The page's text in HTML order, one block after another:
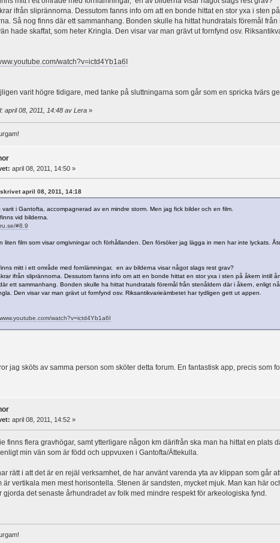
ifrån sliprännorna. Dessutom fanns info om att en bonde hittat en stor yxa i sten
Så nog finns där ett sammanhang. Bonden skulle ha hittat hundratals föremål
hade skaffat, som heter Kringla. Den visar var man grävt ut fornfynd osv.
watch?v=ictd4Yb1a6I
varit högre tidigare, med tanke på sluttningarna som går som en spricka tvärs
april 08, 2011, 14:48 av Lera»
april 08, 2011, 14:50 »
april 08, 2011, 14:18
varit i Gantofta, accompagnerad av en mindre storm. Men jag fick bilder och en film.
vid bilderna.
#8.9
liten film som visar omgivningar och förhållanden. Den försöker jag lägga in men har inte lyckats.
mitt i ett område med fornlämningar, en av bilderna visar något slags rest grav?
ifrån sliprännorna. Dessutom fanns info om att en bonde hittat en stor yxa i sten på åkern intill
ett sammanhang. Bonden skulle ha hittat hundratals föremål från stenåldern där i åkern, enligt
Den visar var man grävt ut fornfynd osv. Riksantikvarieämbetet har tydligen gett ut appen.
watch?v=ictd4Yb1a6I
jag sköts av samma person som sköter detta forum. En fantastisk app, precis som
april 08, 2011, 14:52 »
finns flera gravhögar, samt ytterligare någon km därifrån ska man ha hittat en plats
min vän som är född och uppvuxen i Gantofta/Ättekulla.
rätt i att det är en rejäl verksamhet, de har använt varenda yta av klippan som går
är vertikala men mest horisontella. Stenen är sandsten, mycket mjuk. Man kan här
gjorda det senaste århundradet av folk med mindre respekt för arkeologiska fynd.